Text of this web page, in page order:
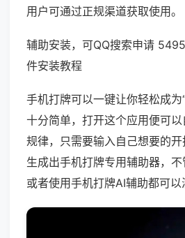
用户可通过正规渠道获取使用。
辅助安装，可QQ搜索申请
件安装教程
手机打牌可以一键让你轻松成为
十分简单，打开这个应用便可
规律，只需要输入自己想要的
生成出手机打牌专用辅助器，
或者使用手机打牌AI辅助都可以